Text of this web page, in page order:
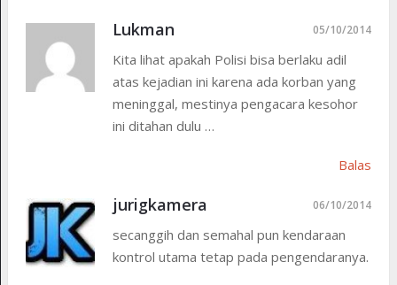
Lukman 05/10/2014
Kita lihat apakah Polisi bisa berlaku adil
atas kejadian ini karena ada korban yang
meninggal, mestinya pengacara kesohor
ini ditahan dulu …
Balas
jurigkamera 06/10/2014
secanggih dan semahal pun kendaraan
kontrol utama tetap pada pengendaranya.